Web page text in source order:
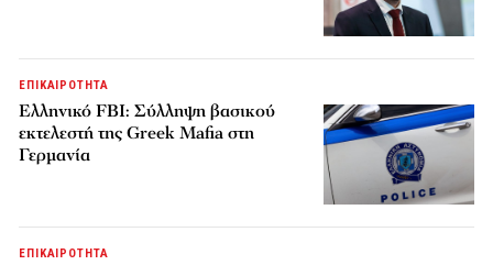
ΕΠΙΚΑΙΡΟΤΗΤΑ
Ελληνικό FBI: Σύλληψη βασικού
εκτελεστή της Greek Mafia στη
Γερμανία
ΕΠΙΚΑΙΡΟΤΗΤΑ